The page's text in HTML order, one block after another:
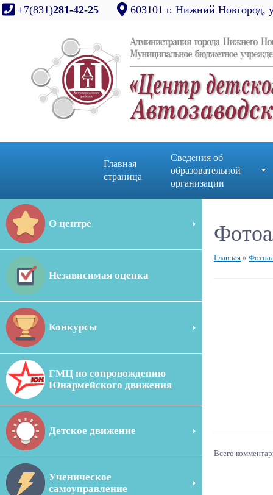
+7(831)281-42-25 603101 г. Нижний Новгород,
Главная
страница
Сведения об
образовательной
организации
О центре
Независимая оценка
Конкурсы
ГМЦ по сопровождению
Юнармейского движения
Детское движение
Ученическое
самоуправление
Главная »
Всего